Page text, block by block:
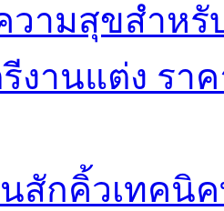
ามสุขสำหรั
งานแต่ง รา
สักคิ้วเทคนิ